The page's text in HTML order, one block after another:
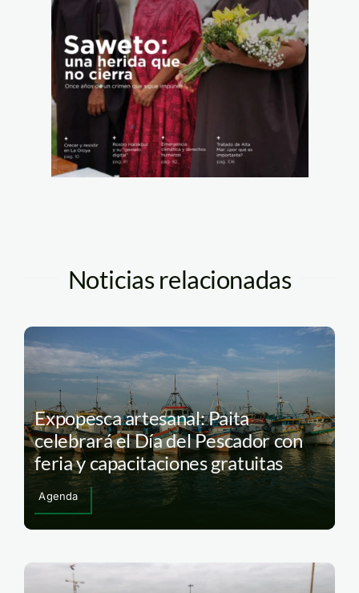
Noticias relacionadas
Expopesca artesanal: Paita
celebrará el Día del Pescador con
feria y capacitaciones gratuitas
Agenda